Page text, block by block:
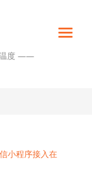
温度 ——
小程序接入在